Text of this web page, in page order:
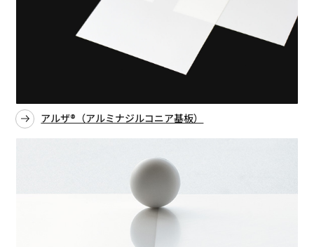
アルザ®（アルミナジルコニア基板）